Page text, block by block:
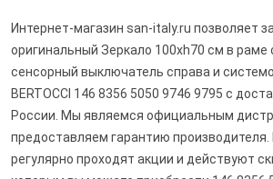
Интернет-магазин san-italy.ru позволяет
оригинальный Зеркало 100хh70 см в раме
сенсорный выключатель справа и
BERTOCCI 146 8356 5050 9746 9795 с
России. Мы являемся официальным
предоставляем гарантию
регулярно проходят акции и действуют